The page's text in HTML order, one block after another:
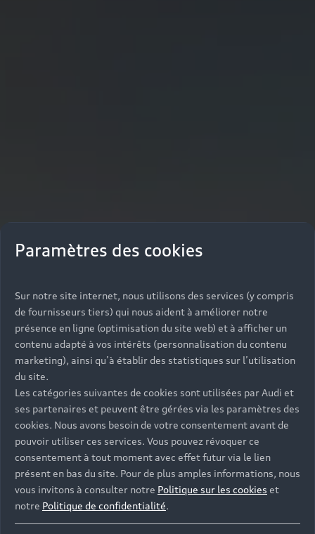
Paramètres des cookies
Sur notre site internet, nous utilisons des services (y compris
de fournisseurs tiers) qui nous aident à améliorer notre
présence en ligne (optimisation du site web) et à afficher un
contenu adapté à vos intérêts (personnalisation du contenu
marketing), ainsi qu’à établir des statistiques sur l’utilisation
du site.
Les catégories suivantes de cookies sont utilisées par Audi et
ses partenaires et peuvent être gérées via les paramètres des
cookies. Nous avons besoin de votre consentement avant de
pouvoir utiliser ces services. Vous pouvez révoquer ce
consentement à tout moment avec effet futur via le lien
présent en bas du site. Pour de plus amples informations, nous
vous invitons à consulter notre Politique sur les cookies et
notre Politique de confidentialité.